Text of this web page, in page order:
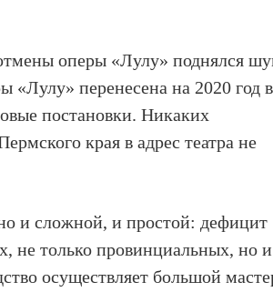
оперы «Лулу» поднялся
«Лулу» перенесена на 2020 год в
постановки. Никаких
края в адрес театра не
и сложной, и простой: дефицит
не только провинциальных, но и
осуществляет большой